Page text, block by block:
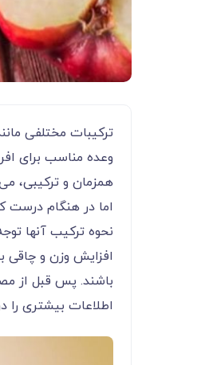
ترکیبات مختلفی
وعده مناسب برای
همزمان و ترکیبی،
اما در هنگام درست
نحوه ترکیب آنها
افزایش وزن و چاقی
باشند. پس قبل از
اطلاعات بیشتری را